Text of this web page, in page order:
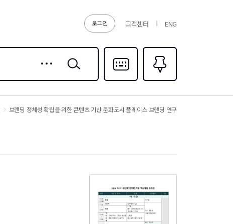
로그인 고객센터 ENG
검색
다국어입력
즐겨찾기0
브랜딩 정체성 확립을 위한 콘텐츠 기반 문화도시 플레이스 브랜딩 연구